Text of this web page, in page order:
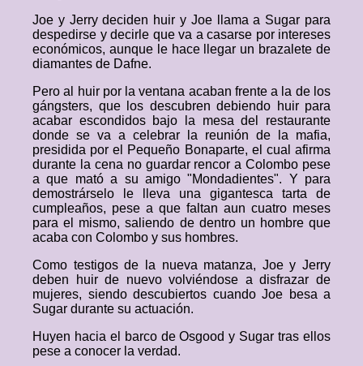
Joe y Jerry deciden huir y Joe llama a Sugar para
despedirse y decirle que va a casarse por intereses
económicos, aunque le hace llegar un brazalete de
diamantes de Dafne.
Pero al huir por la ventana acaban frente a la de los
gángsters, que los descubren debiendo huir para
acabar escondidos bajo la mesa del restaurante
donde se va a celebrar la reunión de la mafia,
presidida por el Pequeño Bonaparte, el cual afirma
durante la cena no guardar rencor a Colombo pese
a que mató a su amigo "Mondadientes". Y para
demostrárselo le lleva una gigantesca tarta de
cumpleaños, pese a que faltan aun cuatro meses
para el mismo, saliendo de dentro un hombre que
acaba con Colombo y sus hombres.
Como testigos de la nueva matanza, Joe y Jerry
deben huir de nuevo volviéndose a disfrazar de
mujeres, siendo descubiertos cuando Joe besa a
Sugar durante su actuación.
Huyen hacia el barco de Osgood y Sugar tras ellos
pese a conocer la verdad.